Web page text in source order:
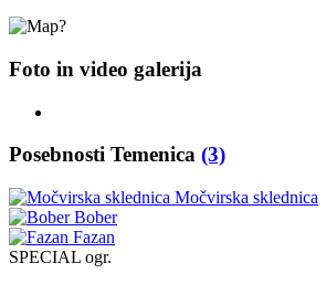
Foto in video galerija
Posebnosti Temenica (3)
Močvirska sklednica
Bober
Fazan
SPECIAL ogr.